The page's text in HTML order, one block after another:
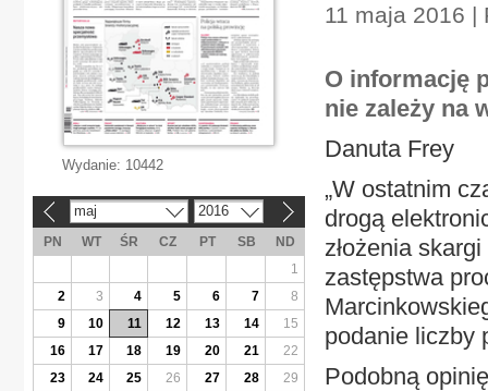
11 maja 2016 |
O informację
nie zależy na
Danuta Frey
„W ostatnim
drogą
złożenia
zastępstwa
podanie liczby
Podobną
Wydanie: 10442
maj 2016
PN WT ŚR CZ PT SB
ND
1
2
3 4 5 6 7
8
9
10 11 12 13 14
15
16
17 18 19 20 21
22
23
24 25 26 27 28
29